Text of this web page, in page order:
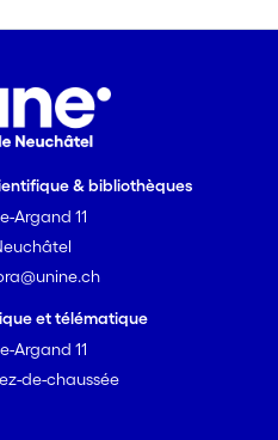
& bibliothèques
Argand 11
et télématique
Argand 11
de-chaussée